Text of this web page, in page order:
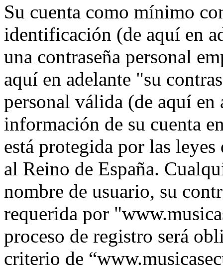
Su cuenta como mínimo
identificación (de aquí en
una contraseña personal
aquí en adelante "su
personal válida (de aquí
información de su cuenta
está protegida por las
al Reino de España.
nombre de usuario, su
requerida por
proceso de registro será
criterio de